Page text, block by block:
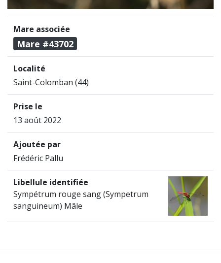
Mare associée
Mare #43702
Localité
Saint-Colomban (44)
Prise le
13 août 2022
Ajoutée par
Frédéric Pallu
Libellule identifiée
Sympétrum rouge sang (Sympetrum
sanguineum) Mâle